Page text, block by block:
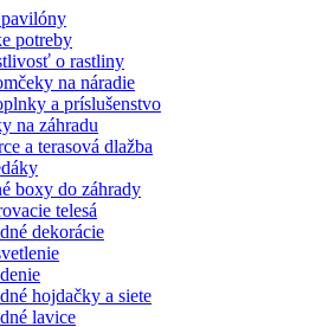
potreby
o rastliny
na náradie
a príslušenstvo
na záhradu
a terasová dlažba
boxy do záhrady
telesá
dekorácie
hojdačky a siete
lavice